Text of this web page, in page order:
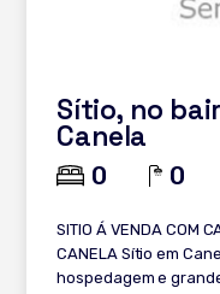
Sítio, no
Canela
0 0
SITIO Á VENDA COM CABANAS E HOSPEDAGEM EM
CANELA Sítio em Canela com cabanas prontas para
hospedagem e